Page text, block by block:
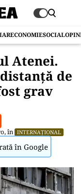
ECONOMIESOCIAL
Atenei.
de
grav
, în INTERNAȚIONAL
în Google